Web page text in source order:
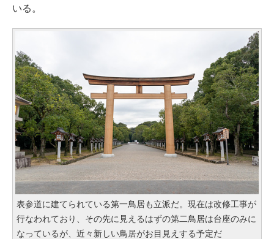
いる。
表参道に建てられている第一鳥居も立派だ。現在は改修工事が
行なわれており、その先に見えるはずの第二鳥居は台座のみに
なっているが、近々新しい鳥居がお目見えする予定だ